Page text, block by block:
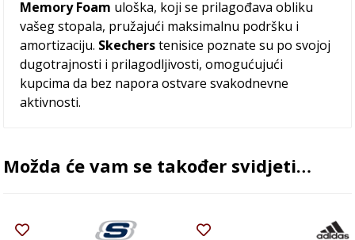
Memory Foam uloška, koji se prilagođava obliku
vašeg stopala, pružajući maksimalnu podršku i
amortizaciju. Skecherstenisice poznate su po svojoj
dugotrajnosti i prilagodljivosti, omogućujući
kupcima da bez napora ostvare svakodnevne
aktivnosti.
Možda će vam se također svidjeti…